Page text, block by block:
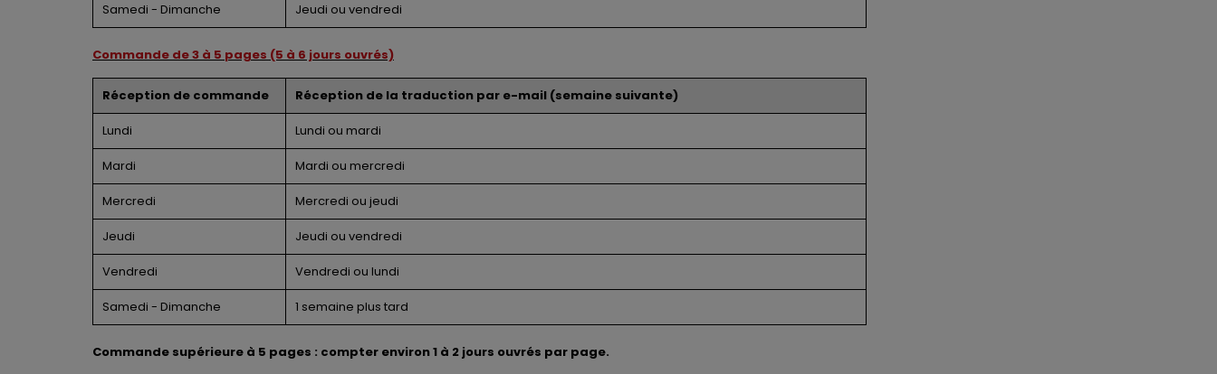
Samedi - Dimanche Jeudi ou vendredi
Commande de 3 à 5 pages (5 à 6 jours ouvrés)
Réception de commande Réception de la traduction par e-mail (semaine suivante)
Lundi Lundi ou mardi
Mardi Mardi ou mercredi
Mercredi Mercredi ou jeudi
Jeudi Jeudi ou vendredi
Vendredi Vendredi ou lundi
Samedi - Dimanche 1 semaine plus tard
Commande supérieure à 5 pages : compter environ 1 à 2 jours ouvrés par page.